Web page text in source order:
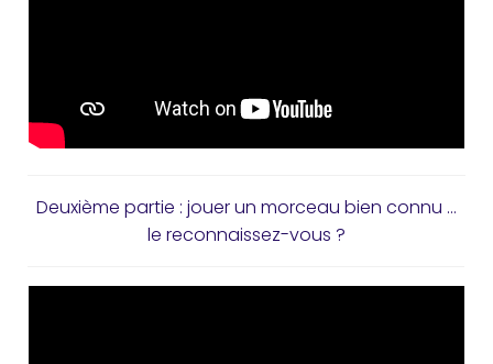
Deuxième partie : jouer un morceau bien connu …
le reconnaissez-vous ?